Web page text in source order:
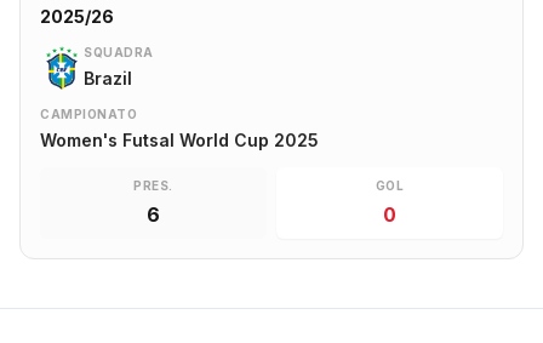
2025/26
SQUADRA
Brazil
CAMPIONATO
Women's Futsal World Cup 2025
PRES.
6
GOL
0